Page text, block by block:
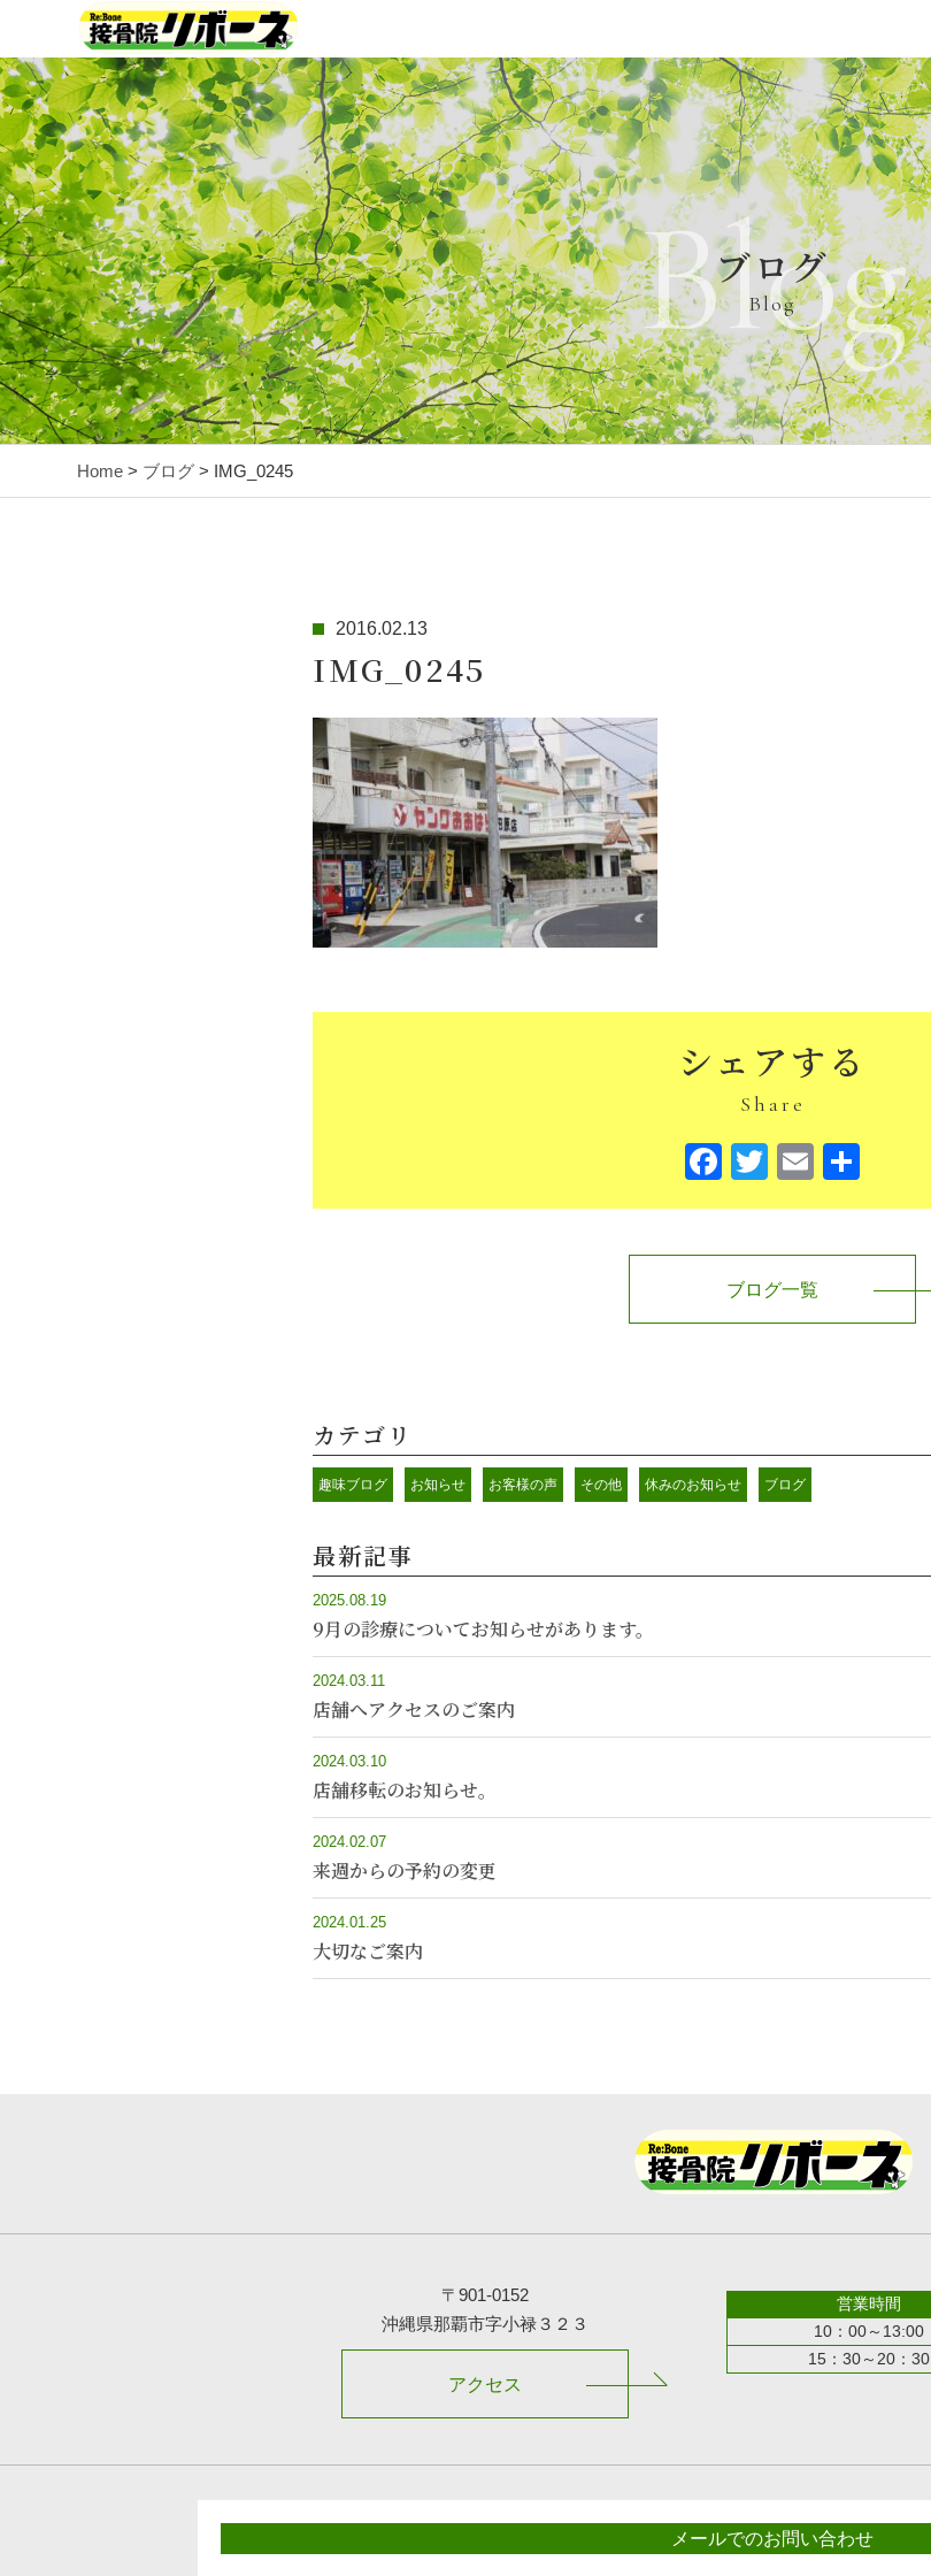
ブログ
Blog
Blog
Home > ブログ > IMG_0245
2016.02.13
IMG_0245
シェアする
Share
Facebook
TwitterEmail
有
ブログ一覧
カテゴリ
趣味ブログ お知らせ お客様の声 その他 休みのお知らせ ブログ
最新記事
2025.08.19
9月の診療についてお知らせがあります。
2024.03.11
店舗へアクセスのご案内
2024.03.10
店舗移転のお知らせ。
2024.02.07
来週からの予約の変更
2024.01.25
大切なご案内
〒901-0152
沖縄県那覇市字小禄３２３
アクセス
営業時間
10：00～13:00
15：30～20：30
メールでのお問い合わせ